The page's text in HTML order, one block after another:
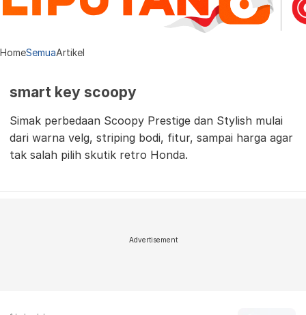
HomeSemuaArtikel
smart key scoopy
Simak perbedaan Scoopy Prestige dan Stylish mulai
dari warna velg, striping bodi, fitur, sampai harga agar
tak salah pilih skutik retro Honda.
Advertisement